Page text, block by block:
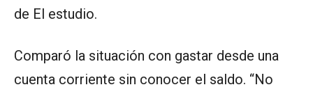
de El estudio.
Comparó la situación con gastar desde una
cuenta corriente sin conocer el saldo. “No